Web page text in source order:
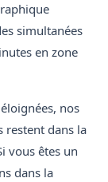
simultanées
en zone
nos
restent dans la
vous êtes un
dans la